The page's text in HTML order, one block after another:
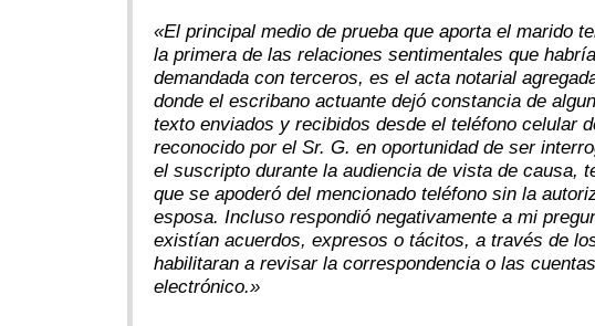
«El principal medio de prueba que aporta el marido
la primera de las relaciones sentimentales que
demandada con terceros, es el acta notarial
donde el escribano actuante dejó constancia de
texto enviados y recibidos desde el teléfono celular
reconocido por el Sr. G. en oportunidad de ser
el suscripto durante la audiencia de vista de causa,
que se apoderó del mencionado teléfono sin la
esposa. Incluso respondió negativamente a mi
existían acuerdos, expresos o tácitos, a través de
habilitaran a revisar la correspondencia o las
electrónico.»